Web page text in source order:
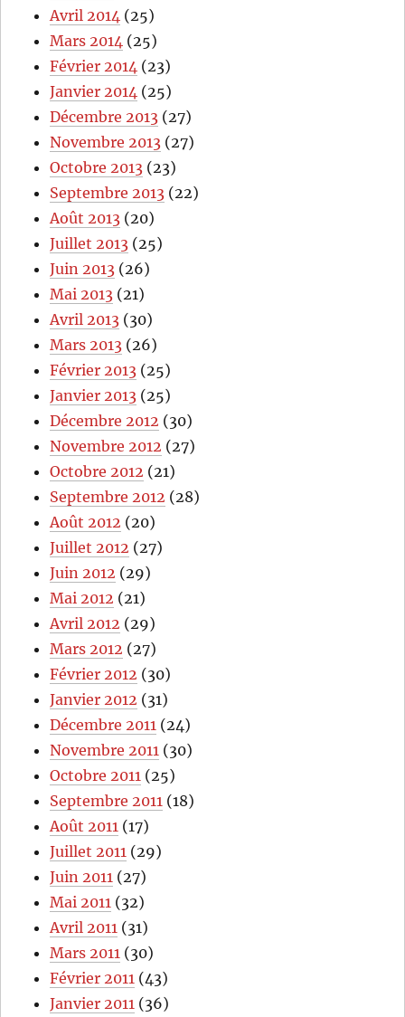
Avril 2014 (25)
Mars 2014 (25)
Février 2014 (23)
Janvier 2014 (25)
Décembre 2013 (27)
Novembre 2013 (27)
Octobre 2013 (23)
Septembre 2013 (22)
Août 2013 (20)
Juillet 2013 (25)
Juin 2013 (26)
Mai 2013 (21)
Avril 2013 (30)
Mars 2013 (26)
Février 2013 (25)
Janvier 2013 (25)
Décembre 2012 (30)
Novembre 2012 (27)
Octobre 2012 (21)
Septembre 2012 (28)
Août 2012 (20)
Juillet 2012 (27)
Juin 2012 (29)
Mai 2012 (21)
Avril 2012 (29)
Mars 2012 (27)
Février 2012 (30)
Janvier 2012 (31)
Décembre 2011 (24)
Novembre 2011 (30)
Octobre 2011 (25)
Septembre 2011 (18)
Août 2011 (17)
Juillet 2011 (29)
Juin 2011 (27)
Mai 2011 (32)
Avril 2011 (31)
Mars 2011 (30)
Février 2011 (43)
Janvier 2011 (36)